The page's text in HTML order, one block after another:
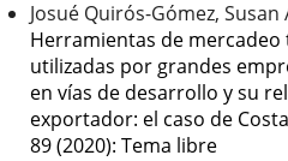
Josué Quirós-Gómez,
Herramientas de
utilizadas por grandes
en vías de desarrollo y su
exportador: el caso de
89 (2020): Tema libre